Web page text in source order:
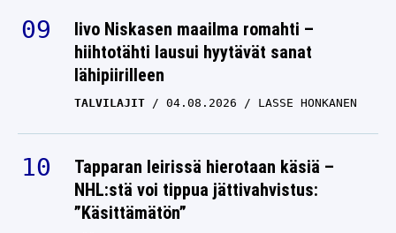
Iivo Niskasen maailma romahti –
hiihtotähti lausui hyytävät sanat
lähipiirilleen
TALVILAJIT 04.08.2026 LASSE HONKANEN
Tapparan leirissä hierotaan käsiä –
NHL:stä voi tippua jättivahvistus:
”Käsittämätön”